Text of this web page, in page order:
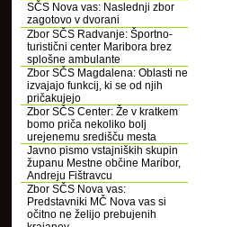
SČS Nova vas: Naslednji zbor
zagotovo v dvorani
Zbor SČS Radvanje: Športno-
turistični center Maribora brez
splošne ambulante
Zbor SČS Magdalena: Oblasti ne
izvajajo funkcij, ki se od njih
pričakujejo
Zbor SČS Center: Že v kratkem
bomo priča nekoliko bolj
urejenemu središču mesta
Javno pismo vstajniških skupin
županu Mestne občine Maribor,
Andreju Fištravcu
Zbor SČS Nova vas:
Predstavniki MČ Nova vas si
očitno ne želijo prebujenih